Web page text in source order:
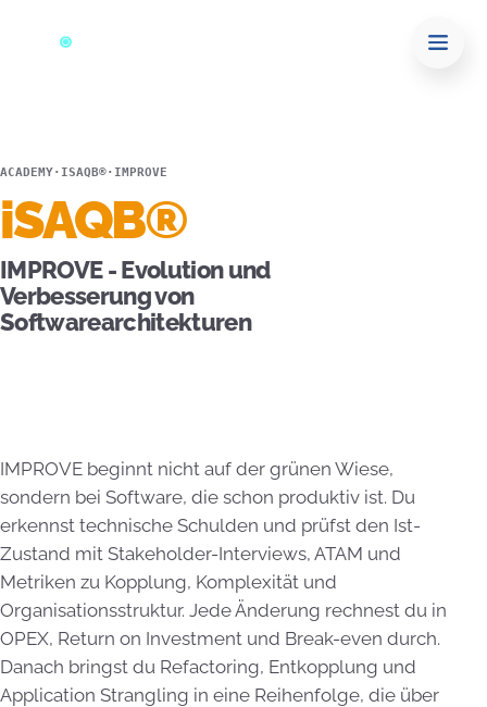
ACADEMY· ISAQB®· IMPROVE
iSAQB®
IMPROVE - Evolution und
Verbesserung von
Softwarearchitekturen
IMPROVE beginnt nicht auf der grünen Wiese,
sondern bei Software, die schon produktiv ist. Du
erkennst technische Schulden und prüfst den Ist-
Zustand mit Stakeholder-Interviews, ATAM und
Metriken zu Kopplung, Komplexität und
Organisationsstruktur. Jede Änderung rechnest du in
OPEX, Return on Investment und Break-even durch.
Danach bringst du Refactoring, Entkopplung und
Application Strangling in eine Reihenfolge, die über